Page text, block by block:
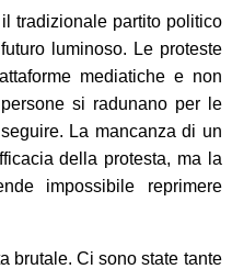
tradizionale partito politico
luminoso. Le proteste
mediatiche e non
si radunano per le
La mancanza di un
della protesta, ma la
impossibile reprimere
brutale. Ci sono state tante